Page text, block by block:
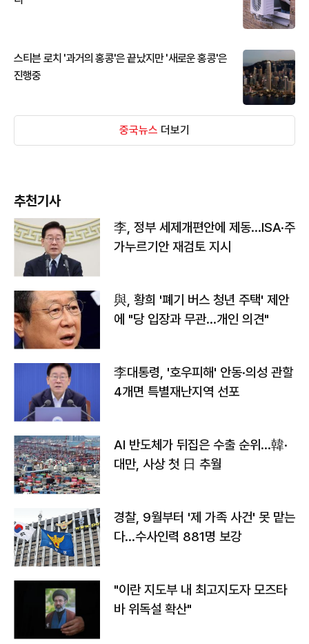
스티븐 로치 '과거의 홍콩'은 끝났지만 '새로운 홍콩'은
진행중
중국뉴스 더보기
추천기사
李, 정부 세제개편안에 제동…ISA·주
가누르기안 재검토 지시
與, 황희 '폐기 버스 청년 주택' 제안
에 "당 입장과 무관…개인 의견"
李대통령, '호우피해' 안동·의성 관할
4개면 특별재난지역 선포
AI 반도체가 뒤집은 수출 순위…韓·
대만, 사상 첫 日 추월
경찰, 9월부터 '제 가족 사건' 못 맡는
다…수사인력 881명 보강
"이란 지도부 내 최고지도자 모즈타
바 위독설 확산"